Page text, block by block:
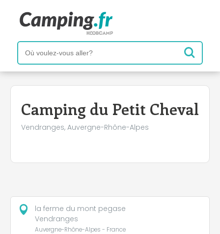
Camping du Petit Cheval
Vendranges, Auvergne-Rhône-Alpes
+
−
la ferme du mont pegase
Vendranges
Auvergne-Rhône-Alpes - France